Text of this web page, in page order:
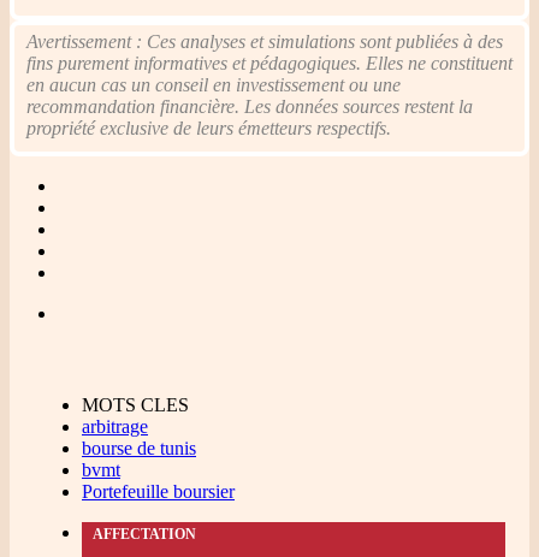
Avertissement : Ces analyses et simulations sont publiées à des
fins purement informatives et pédagogiques. Elles ne constituent
en aucun cas un conseil en investissement ou une
recommandation financière. Les données sources restent la
propriété exclusive de leurs émetteurs respectifs.
MOTS CLES
arbitrage
bourse de tunis
bvmt
Portefeuille boursier
AFFECTATION